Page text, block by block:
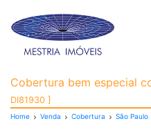
Cobertura
Cobertura bem especial
DI81930 ]
Home Venda Cobertura São Paulo